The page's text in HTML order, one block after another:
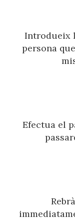
Introdueix
persona
Efectua el